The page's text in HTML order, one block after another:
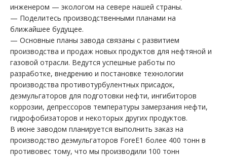
инженером — экологом на севере нашей страны.
— Поделитесь производственными планами на
ближайшее будущее.
— Основные планы завода связаны с развитием
производства и продаж новых продуктов для нефтяной и
газовой отрасли. Ведутся успешные работы по
разработке, внедрению и постановке технологии
производства противотурбулентных присадок,
деэмульгаторов для подготовки нефти, ингибиторов
коррозии, депрессоров температуры замерзания нефти,
гидрофобизаторов и некоторых других продуктов.
В июне заводом планируется выполнить заказ на
производство деэмульгаторов ForeE1 более 400 тонн в
противовес тому, что мы производили 100 тонн